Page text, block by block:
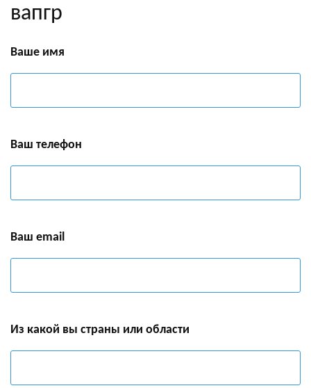
вапгр
Ваше имя
Ваш телефон
Ваш email
Из какой вы страны или области